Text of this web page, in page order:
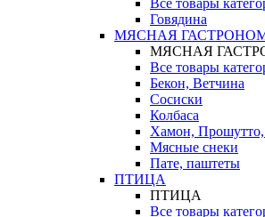
Все товары
Говядина
МЯСНАЯ
МЯСНАЯ
Все товары
Бекон, Ветчина
Сосиски
Колбаса
Хамон,
Мясные снеки
Пате, паштеты
ПТИЦА
ПТИЦА
Все товары